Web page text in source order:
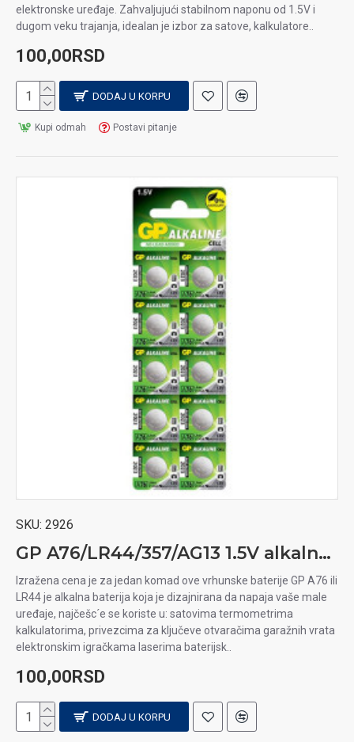
elektronske uređaje. Zahvaljujući stabilnom naponu od 1.5V i
dugom veku trajanja, idealan je izbor za satove, kalkulatore..
100,00RSD
DODAJ U KORPU
Kupi odmah Postavi pitanje
SKU: 2926
GP A76/LR44/357/AG13 1.5V alkalna baterija
Izražena cena je za jedan komad ove vrhunske baterije GP A76 ili
LR44 je alkalna baterija koja je dizajnirana da napaja vaše male
uređaje, najčešc´e se koriste u: satovima termometrima
kalkulatorima, privezcima za ključeve otvaračima garažnih vrata
elektronskim igračkama laserima baterijsk..
100,00RSD
DODAJ U KORPU